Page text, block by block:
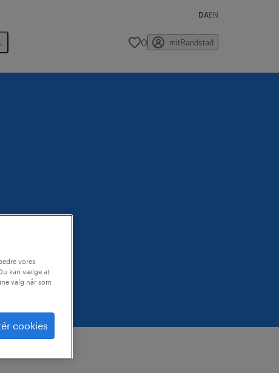
DAEN
0 mitRandstad
vores
kan vælge at
valg når som
cookies